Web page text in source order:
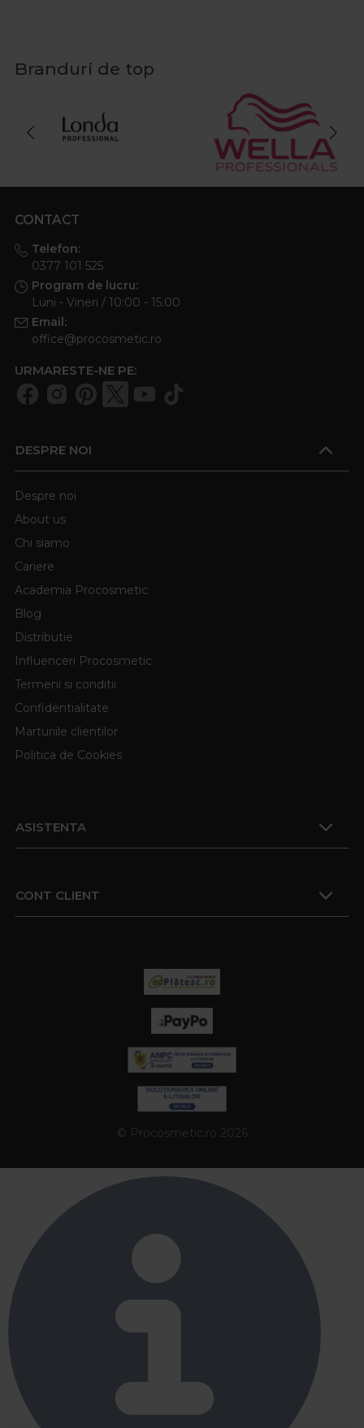
Branduri de top
CONTACT
Telefon:
0377 101 525
Program de lucru:
Luni - Vineri / 10:00 - 15:00
Email:
office@procosmetic.ro
URMARESTE-NE PE:
DESPRE NOI
Despre noi
About us
Chi siamo
Cariere
Academia Procosmetic
Blog
Distributie
Influenceri Procosmetic
Termeni si conditii
Confidentialitate
Marturiile clientilor
Politica de Cookies
ASISTENTA
CONT CLIENT
© Procosmetic.ro 2026